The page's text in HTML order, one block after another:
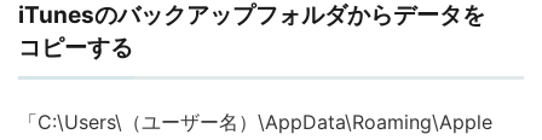
iTunesのバックアップフォルダからデータを
コピーする
「C:\Users\（ユーザー名）\AppData\Roaming\Apple